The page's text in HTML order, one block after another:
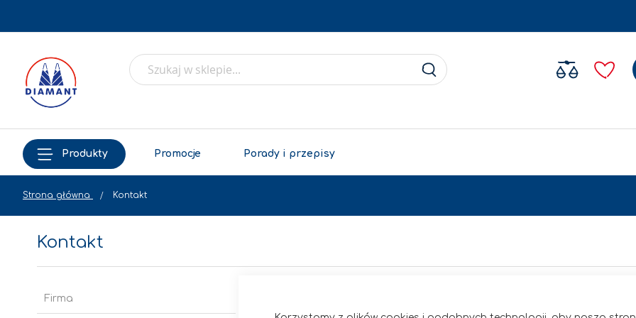
Search
Produkty Promocje Porady i przepisy
Strona główna Kontakt
Kontakt
Firma